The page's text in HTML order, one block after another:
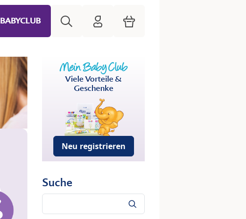
BABYCLUB HiPP Mein Babyclub
Warenkorb
Viele Vorteile &
Geschenke
Neu registrieren
Suche